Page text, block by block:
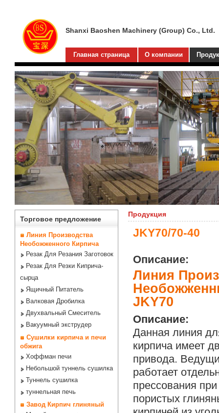
Shanxi Baoshen Machinery (Group) Co., Ltd.
Главная страница О компании
Торговое предложение
Линия Производства
Необожженного Кирпича
Резак Для Резания Заготовок
Резак Для Резки Киприча-
сырца
Ящичный Питатель
Валковая Дробилка
Двухвальный Смеситель
Вакуумный экструдер
Сушилки кирпича и печи
обжига
Хоффман печи
Небольшой туннель сушилка
Туннель сушилка
туннельная печь
Завод Кирпич глиняный
Продукция
JKY70/70-40
Описание:
Линия
JKY70
Описание:
Данная линия
кирпича имеет
привода.
работает
прессования
пористых